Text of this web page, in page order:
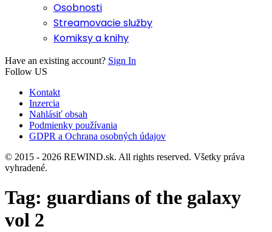
Osobnosti
Streamovacie služby
Komiksy a knihy
Have an existing account? Sign In
Follow US
Kontakt
Inzercia
Nahlásiť obsah
Podmienky používania
GDPR a Ochrana osobných údajov
© 2015 - 2026 REWIND.sk. All rights reserved. Všetky práva
vyhradené.
Tag: guardians of the galaxy
vol 2